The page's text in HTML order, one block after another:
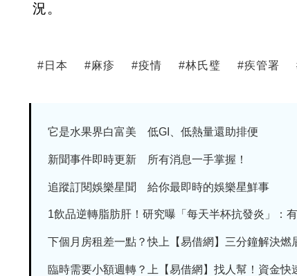
況。
# 日本 #麻疹 #疫情 #林氏璧 #疾管署
它是水果界白富美 低GI、低熱量還助排便
新聞事件即時更新 所有消息一手掌握！
追蹤訂閱娛樂星聞 給你最即時的娛樂星鮮事
1飲品逆轉脂肪肝！研究曝「每天半杯抗發炎」：
下個月房租差一點？快上【易借網】三分鐘解決燃
臨時需要小額週轉？上【易借網】找人幫！資金快